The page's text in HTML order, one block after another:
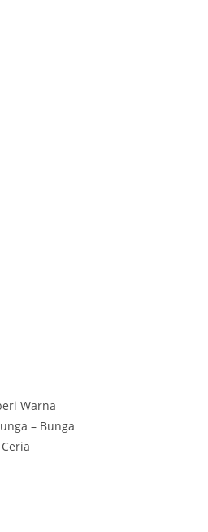
Warna
– Bunga